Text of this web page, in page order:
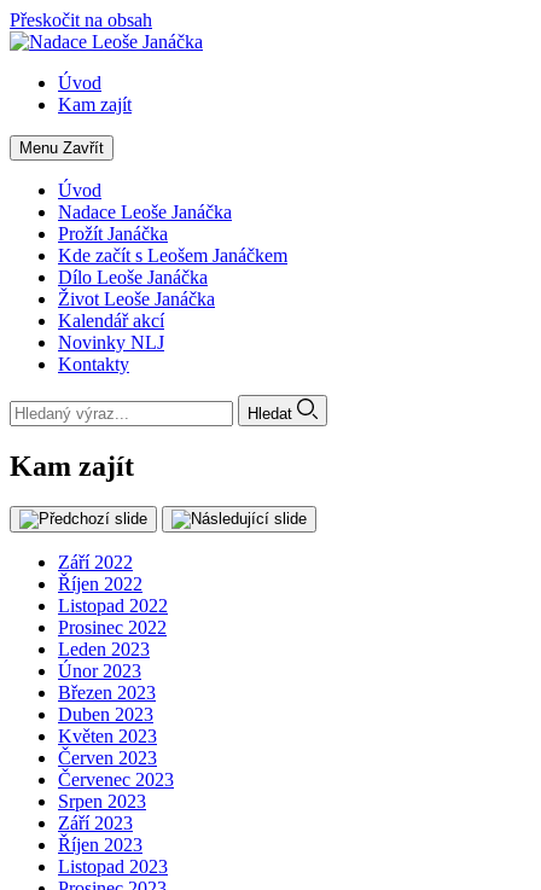
Přeskočit na obsah
Úvod
Kam zajít
Menu Zavřít
Úvod
Nadace Leoše Janáčka
Prožít Janáčka
Kde začít s Leošem Janáčkem
Dílo Leoše Janáčka
Život Leoše Janáčka
Kalendář akcí
Novinky NLJ
Kontakty
Hledat
Kam zajít
Září 2022
Říjen 2022
Listopad 2022
Prosinec 2022
Leden 2023
Únor 2023
Březen 2023
Duben 2023
Květen 2023
Červen 2023
Červenec 2023
Srpen 2023
Září 2023
Říjen 2023
Listopad 2023